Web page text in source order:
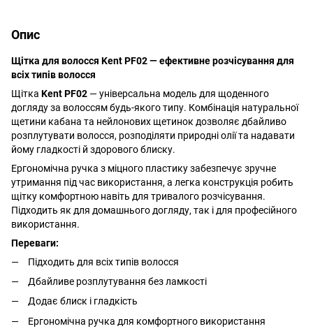
Опис
Щітка для волосся Kent PF02 — ефективне розчісування для
всіх типів волосся
Щітка Kent PF02 — універсальна модель для щоденного
догляду за волоссям будь-якого типу. Комбінація натуральної
щетини кабана та нейлонових щетинок дозволяє дбайливо
розплутувати волосся, розподіляти природні олії та надавати
йому гладкості й здорового блиску.
Ергономічна ручка з міцного пластику забезпечує зручне
утримання під час використання, а легка конструкція робить
щітку комфортною навіть для тривалого розчісування.
Підходить як для домашнього догляду, так і для професійного
використання.
Переваги:
Підходить для всіх типів волосся
Дбайливе розплутування без ламкості
Додає блиск і гладкість
Ергономічна ручка для комфортного використання